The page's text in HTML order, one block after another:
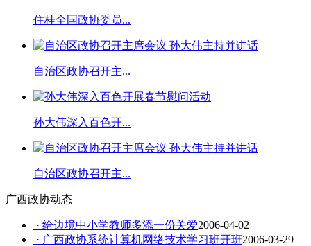
住桂全国政协委员...
自治区政协召开主...
孙大伟深入百色开...
自治区政协召开主...
广西政协动态
· 给边境中小学教师多添一份关爱2006-04-02
· 广西政协系统计算机网络技术学习班开班2006-03-29